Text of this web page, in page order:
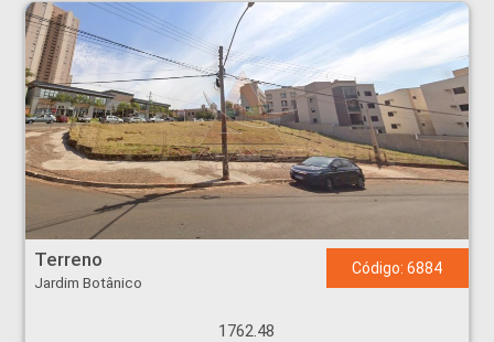
Terreno - Jardim Botânico - Ribeirão Preto
Terreno
Jardim Botânico
Código: 6884
1762.48